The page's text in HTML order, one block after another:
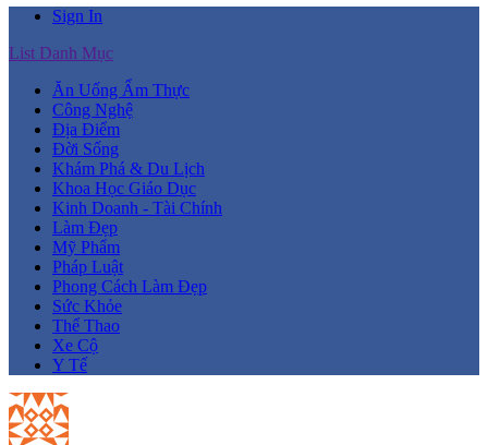
Sign In
List Danh Mục
Ăn Uống Ẩm Thực
Công Nghệ
Địa Điểm
Đời Sống
Khám Phá & Du Lịch
Khoa Học Giáo Dục
Kinh Doanh - Tài Chính
Làm Đẹp
Mỹ Phẩm
Pháp Luật
Phong Cách Làm Đẹp
Sức Khỏe
Thể Thao
Xe Cộ
Y Tế